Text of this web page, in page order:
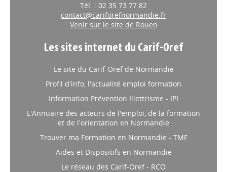
Tél. : 02 35 73 77 82
contact@cariforefnormandie.fr
Venir sur le site de Rouen
Les sites internet du Carif-Oref
Le site du Carif-Oref de Normandie
Profil d'info, l'actualité emploi formation
Information Prévention Illettrisme - IPI
L'Annuaire des acteurs de l'emploi, de la formation
et de l'orientation en Normandie
Trouver ma Formation en Normandie - TMF
Aides et Dispositifs en Normandie
Le réseau des Carif-Oref - RCO